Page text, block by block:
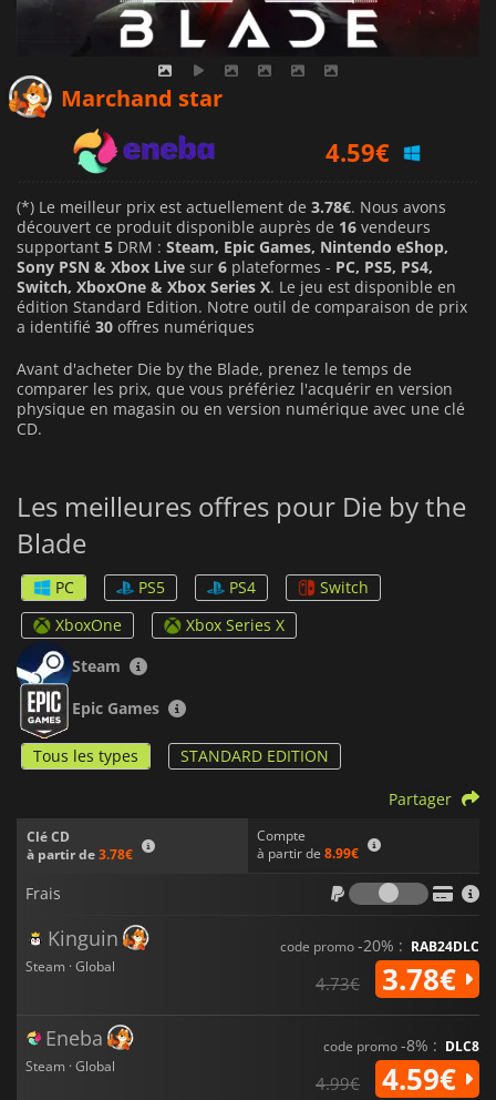
Marchand star
4.59€
7.39€
(*) Le meilleur prix est actuellement de 3.78€. Nous avons
découvert ce produit disponible auprès de 16 vendeurs
supportant 5 DRM : Steam, Epic Games, Nintendo eShop,
Sony PSN & Xbox Live sur 6 plateformes - PC, PS5, PS4,
Switch, XboxOne & Xbox Series X. Le jeu est disponible en
édition Standard Edition. Notre outil de comparaison de prix
a identifié 30 offres numériques
Avant d'acheter Die by the Blade, prenez le temps de
comparer les prix, que vous préfériez l'acquérir en version
physique en magasin ou en version numérique avec une clé
CD.
Les meilleures offres pour Die by the
Blade
PC PS5 PS4
Switch
XboxOne
Xbox Series X
Steam
Epic Games
Tous les types STANDARD EDITION
Clé CD
à partir de3.78€
Compte
à partir de 8.99€
Partager
Frais
Frais
Kinguin
Steam · Global
code promo-20% : RAB24DLC
4.73€ 3.78€
Eneba
Steam · Global
code promo-8% : DLC8
4.99€ 4.59€